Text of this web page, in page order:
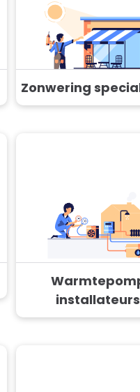
Zonwering
installateurs